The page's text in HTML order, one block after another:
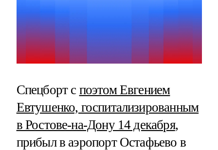
Спецборт с поэтом Евгением
Евтушенко, госпитализированным
в Ростове-на-Дону 14 декабря,
прибыл в аэропорт Остафьево в